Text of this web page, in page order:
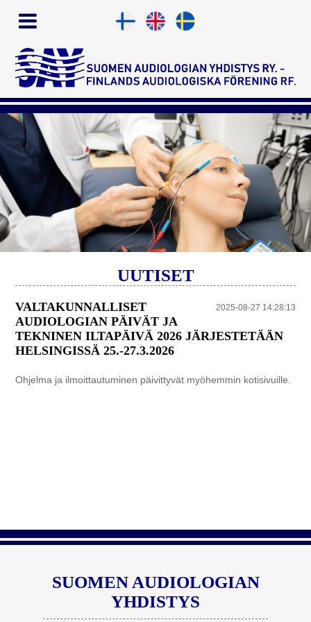
UUTISET
2025-08-27 14:28:13
VALTAKUNNALLISET
AUDIOLOGIAN PÄIVÄT JA
TEKNINEN ILTAPÄIVÄ 2026 JÄRJESTETÄÄN
HELSINGISSÄ 25.-27.3.2026
Ohjelma ja ilmoittautuminen päivittyvät myöhemmin kotisivuille.
SUOMEN AUDIOLOGIAN
YHDISTYS